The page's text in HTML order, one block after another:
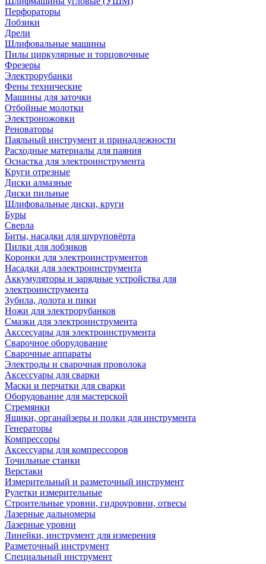
Перфораторы
Лобзики
Дрели
Шлифовальные машины
Пилы циркулярные и торцовочные
Фрезеры
Электрорубанки
Фены технические
Машины для заточки
Отбойные молотки
Электроножовки
Реноваторы
Паяльный инструмент и принадлежности
Расходные материалы для паяния
Оснастка для электроинструмента
Круги отрезные
Диски алмазные
Диски пильные
Шлифовальные диски, круги
Буры
Сверла
Биты, насадки для шуруповёрта
Пилки для лобзиков
Коронки для электроинструментов
Насадки для электроинструмента
Аккумуляторы и зарядные устройства для
электроинструмента
Зубила, долота и пики
Ножи для электрорубанков
Смазки для электроинструмента
Акссесуары для электроинструмента
Сварочное оборудование
Сварочные аппараты
Электроды и сварочная проволока
Аксессуары для сварки
Маски и перчатки для сварки
Оборудование для мастерской
Стремянки
Ящики, органайзеры и полки для инструмента
Генераторы
Компрессоры
Аксессуары для компрессоров
Точильные станки
Верстаки
Измерительный и разметочный инструмент
Рулетки измерительные
Строительные уровни, гидроуровни, отвесы
Лазерные дальномеры
Лазерные уровни
Линейки, инструмент для измерения
Разметочный инструмент
Специальный инструмент